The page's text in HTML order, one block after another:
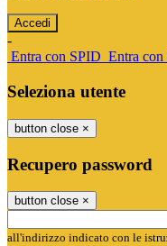
-
Entra con SPID Entra con
Seleziona utente
button close ×
Recupero password
button close ×
all'indirizzo indicato con le